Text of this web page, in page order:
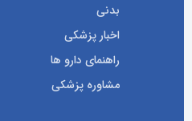
بدنی
اخبار پزشکی
راهنمای دارو ها
مشاوره پزشکی